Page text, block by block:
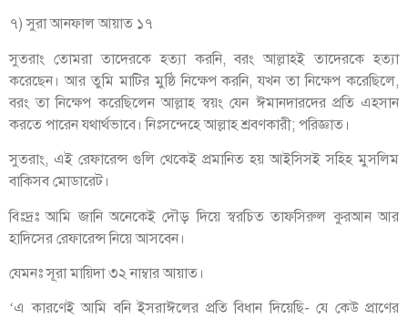
৭) সুরা আনফাল আয়াত ১৭
সুতরাং তোমরা তাদেরকে হত্যা করনি, বরং আল্লাহই তাদেরকে হত্যা
করেছেন। আর তুমি মাটির মুষ্ঠি নিক্ষেপ করনি, যখন তা নিক্ষেপ করেছিলে,
বরং তা নিক্ষেপ করেছিলেন আল্লাহ স্বয়ং যেন ঈমানদারদের প্রতি এহসান
করতে পারেন যথার্থভাবে। নিঃসন্দেহে আল্লাহ শ্রবণকারী; পরিজ্ঞাত।
সুতরাং, এই রেফারেন্স গুলি থেকেই প্রমানিত হয় আইসিসই সহিহ মুসলিম
বাকিসব মোডারেট।
বিঃদ্রঃ আমি জানি অনেকেই দৌড় দিয়ে স্বরচিত তাফসিরুল কুরআন আর
হাদিসের রেফারেন্স নিয়ে আসবেন।
যেমনঃ সূরা মায়িদা ৩২ নাম্বার আয়াত।
‘এ কারণেই আমি বনি ইসরাঈলের প্রতি বিধান দিয়েছি- যে কেউ প্রাণের